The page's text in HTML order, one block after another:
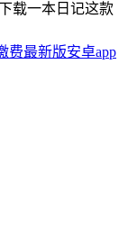
载一本日记这款